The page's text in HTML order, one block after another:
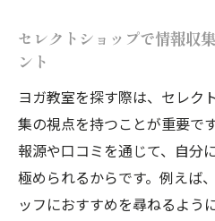
セレクトショップで情報収
ント
ヨガ教室を探す際は、セレク
集の視点を持つことが重要で
報源や口コミを通じて、自分
極められるからです。例えば
ッフにおすすめを尋ねるよう